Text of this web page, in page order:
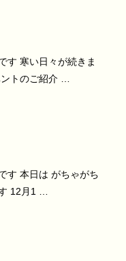
す 寒い日々が続きま
トのご紹介 …
す 本日は がちゃがち
12月1 …